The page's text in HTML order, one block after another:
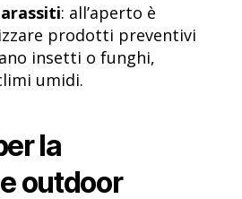
: all’aperto è
prodotti preventivi
insetti o funghi,
umidi.
la
outdoor